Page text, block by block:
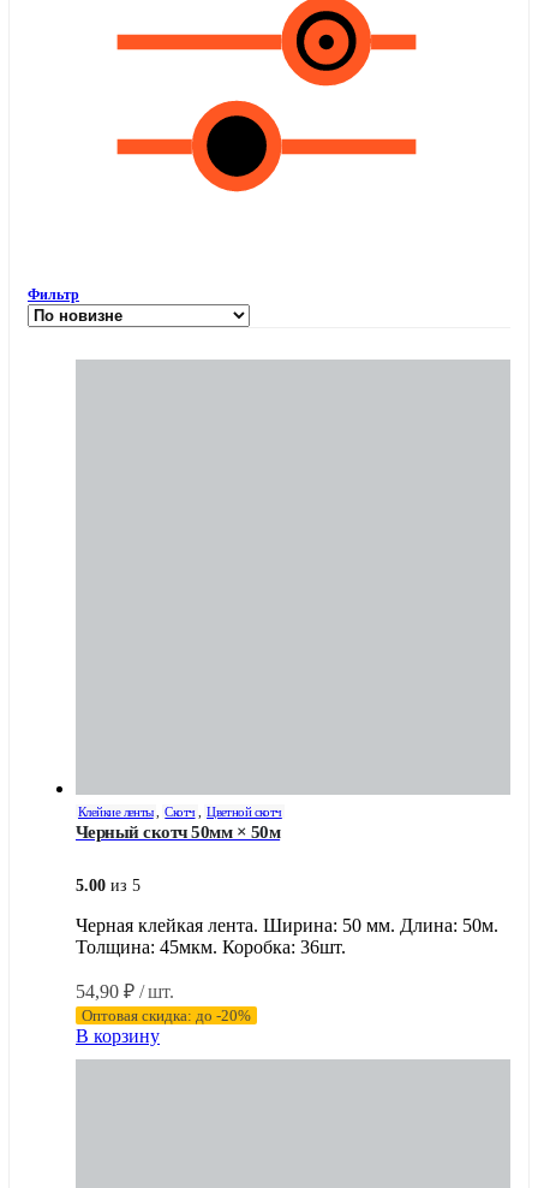
Фильтр
Клейкие ленты, Скотч , Цветной скотч
Черный скотч 50мм × 50м
5.00 из 5
Черная клейкая лента. Ширина: 50 мм. Длина: 50м.
Толщина: 45мкм. Коробка: 36шт.
54,90 ₽ / шт.
Оптовая скидка: до -20%
В корзину